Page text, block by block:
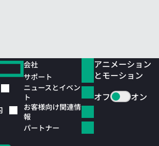
会社
サポート
ニュースとイベン
ト
お客様向け関連情
報
パートナー
アニメーション
とモーション
オフ
オン